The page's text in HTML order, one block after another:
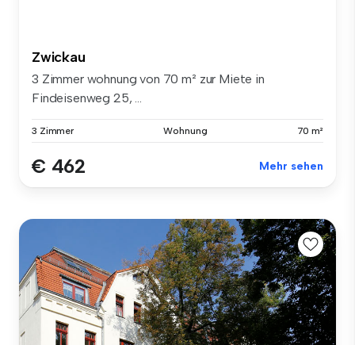
Zwickau
3 Zimmer wohnung von 70 m² zur Miete in
Findeisenweg 25, ...
3 Zimmer Wohnung 70 m²
€ 462 Mehr sehen